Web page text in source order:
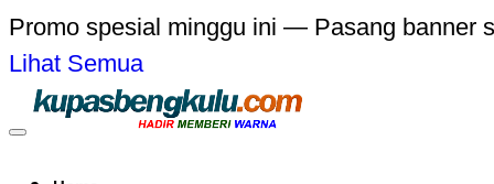
Promo spesial minggu ini — Pasang banner
Lihat Semua